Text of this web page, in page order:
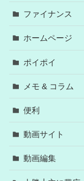
ファイナンス
ホームページ
ポイポイ
メモ & コラム
便利
動画サイト
動画編集